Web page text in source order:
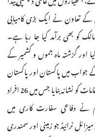
تعاون نے ایک بڑی کامیابی
بھی برآمد کیا جا رہا ہے۔
کیا اور گزشتہ ماہ جموں و کشمیر کے
جواب میں پاکستان اور پاکستان
کے زیر قبضہ کشمیر میں دہشت گردی کے نو مقامات کو نشانہ بنایا جس میں 26 افراد
نے دفاعی سفارت کاری میں
ٹرائیڈ جو زمینی اور سمندری